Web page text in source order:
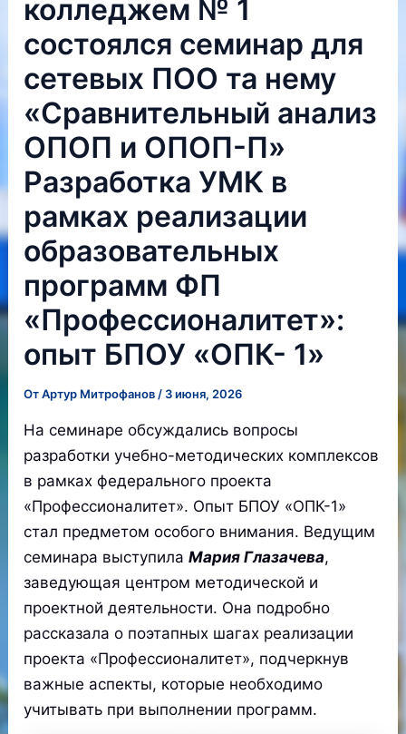
колледжем № 1
состоялся семинар для
сетевых ПОО та нему
«Сравнительный анализ
ОПОП и ОПОП-П»
Разработка УМК в
рамках реализации
образовательных
программ ФП
«Профессионалитет»:
опыт БПОУ «ОПК- 1»
ОтАртур Митрофанов / 3 июня, 2026
На семинаре обсуждались вопросы
разработки учебно-методических комплексов
в рамках федерального проекта
«Профессионалитет». Опыт БПОУ «ОПК-1»
стал предметом особого внимания. Ведущим
семинара выступилаМария Глазачева,
заведующая центром методической и
проектной деятельности. Она подробно
рассказала о поэтапных шагах реализации
проекта «Профессионалитет», подчеркнув
важные аспекты, которые необходимо
учитывать при выполнении программ.